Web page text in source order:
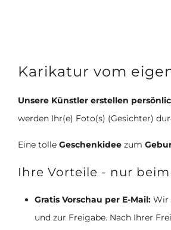
Karikatur vom
Unsere Künstler erstellen
werden Ihr(e) Foto(s) (Gesichter)
Eine tolleGeschenkidee zum
Ihre Vorteile - nur
Gratis Vorschau per E-Mail:Wir
und zur Freigabe. Nach Ihrer